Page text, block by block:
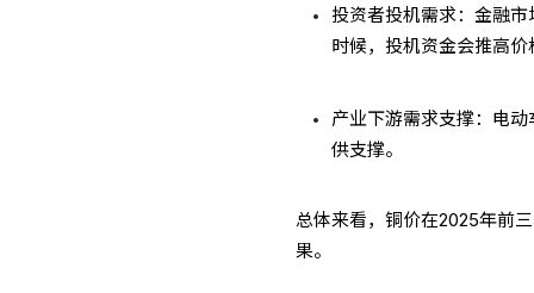
投资者投机需求：金融
时候，投机资金会推高价
产业下游需求支撑：电
供支撑。
总体来看，铜价在2025年前
果。